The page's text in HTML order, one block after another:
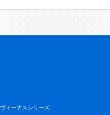
ヴィーナスシリーズ